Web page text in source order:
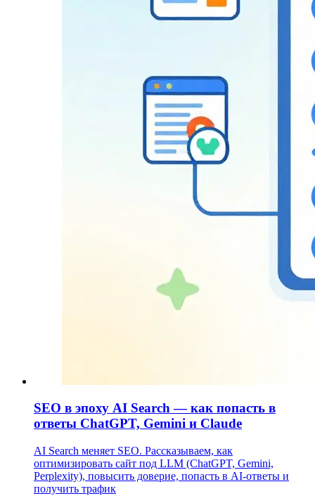
SEO в эпоху AI Search — как попасть в
ответы ChatGPT, Gemini и Claude
AI Search меняет SEO. Рассказываем, как
оптимизировать сайт под LLM (ChatGPT, Gemini,
Perplexity), повысить доверие, попасть в AI-ответы и
получить трафик